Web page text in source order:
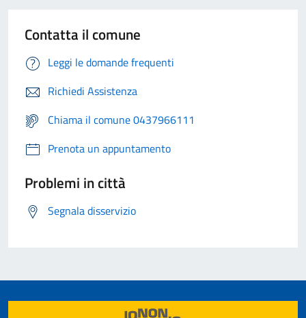
Contatta il comune
Leggi le domande frequenti
Richiedi Assistenza
Chiama il comune 0437966111
Prenota un appuntamento
Problemi in città
Segnala disservizio